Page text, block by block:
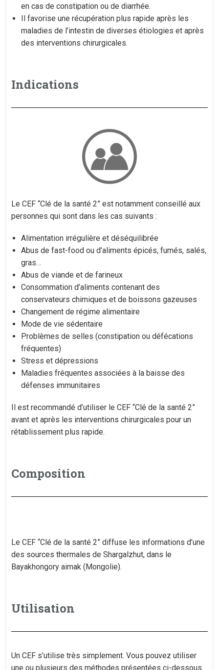
en cas de constipation ou de diarrhée.
Il favorise une récupération plus rapide après les
maladies de l’intestin de diverses étiologies et après
des interventions chirurgicales.
Indications
Le CEF “Clé de la santé 2” est notamment conseillé aux
personnes qui sont dans les cas suivants :
Alimentation irrégulière et déséquilibrée
Abus de fast-food ou d’aliments épicés, fumés, salés,
gras…
Abus de viande et de farineux
Consommation d’aliments contenant des
conservateurs chimiques et de boissons gazeuses
Changement de régime alimentaire
Mode de vie sédentaire
Problèmes de selles (constipation ou défécations
fréquentes)
Stress et dépressions
Maladies fréquentes associées à la baisse des
défenses immunitaires
Il est recommandé d’utiliser le CEF “Clé de la santé 2”
avant et après les interventions chirurgicales pour un
rétablissement plus rapide.
Composition
Le CEF “Clé de la santé 2” diffuse les informations d’une
des sources thermales de Shargalzhut, dans le
Bayakhongory aimak (Mongolie).
Utilisation
Un CEF s’utilise très simplement. Vous pouvez utiliser
une ou plusieurs des méthodes présentées ci-dessous.